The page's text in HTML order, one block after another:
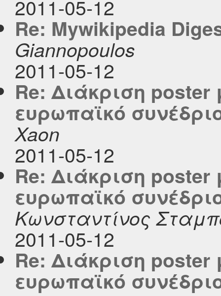
2011-05-12
Re: Mywikipedia
Giannopoulos
2011-05-12
Re: Διάκριση
ευρωπαϊκό
Xaon
2011-05-12
Re: Διάκριση
ευρωπαϊκό
Κωνσταντίνος
2011-05-12
Re: Διάκριση
ευρωπαϊκό